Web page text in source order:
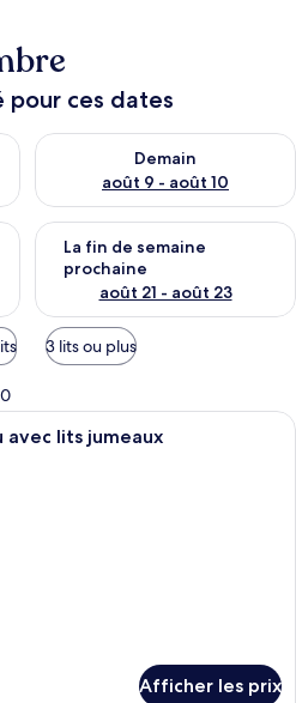
pour ces dates
soir août 8 - août 9
Demain
août 9 - août 10
Vérifier la disponibilité pour
fin de semaine août 14 -
La fin de semaine
prochaine
août 21 - août 23
Vérifier la disponibilité pour
3 lits ou plus
Une chambre d’hôtel avec un grand
avec lits jumeaux
Afficher les prix